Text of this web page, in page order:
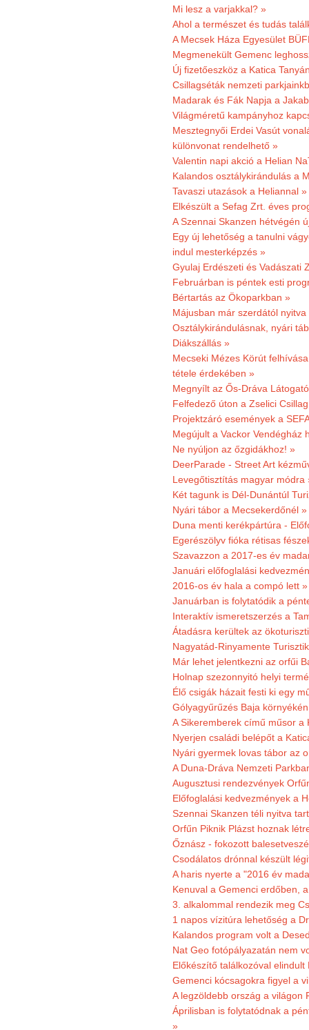
Mi lesz a varjakkal? »
Ahol a természet és tudás
A Mecsek Háza Egyesület
Megmenekült Gemenc
Új fizetőeszköz a Katica
Csillagséták nemzeti
Madarak és Fák Napja a
Világméretű kampányhoz
Mesztegnyői Erdei Vasút
különvonat rendelhető »
Valentin napi akció a Helian
Kalandos osztálykirándulás a
Tavaszi utazások a Heliannal »
Elkészült a Sefag Zrt. éves
A Szennai Skanzen hétvégén
Egy új lehetőség a tanulni
indul mesterképzés »
Gyulaj Erdészeti és Vadászati
Februárban is péntek esti
Bértartás az Ökoparkban »
Májusban már szerdától
Osztálykirándulásnak, nyári
Diákszállás »
Mecseki Mézes Körút
tétele érdekében »
Megnyílt az Ős-Dráva
Felfedező úton a Zselici
Projektzáró események a
Megújult a Vackor Vendégház
Ne nyúljon az őzgidákhoz! »
DeerParade - Street Art
Levegőtisztítás magyar módra
Két tagunk is Dél-Dunántúl
Nyári tábor a Mecsekerdőnél »
Duna menti kerékpártúra -
Egerészölyv fióka rétisas
Szavazzon a 2017-es év
Januári előfoglalási
2016-os év hala a compó lett »
Januárban is folytatódik a
Interaktív ismeretszerzés a
Átadásra kerültek az
Nagyatád-Rinyamente
Már lehet jelentkezni az orfűi
Holnap szezonnyitó helyi
Élő csigák házait festi ki egy
Gólyagyűrűzés Baja
A Sikeremberek című műsor a
Nyerjen családi belépőt a
Nyári gyermek lovas tábor az
A Duna-Dráva Nemzeti
Augusztusi rendezvények
Előfoglalási kedvezmények a
Szennai Skanzen téli nyitva
Orfűn Piknik Plázst hoznak
Őznász - fokozott
Csodálatos drónnal készült
A haris nyerte a "2016 év
Kenuval a Gemenci erdőben,
3. alkalommal rendezik meg
1 napos vízitúra lehetőség a
Kalandos program volt a
Nat Geo fotópályazatán nem
Előkészítő találkozóval
Gemenci kócsagokra figyel a
A legzöldebb ország a világon
Áprilisban is folytatódnak a
»